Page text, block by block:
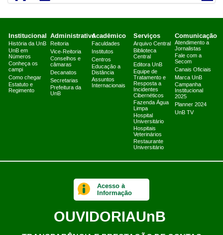
Institucional
História da UnB
UnB em
Números
Conheça os
campi
Como chegar
Estatuto e
Regimento
Administrativo
Reitoria
Vice-Reitoria
Conselhos e
câmaras
Decanatos
Secretarias
Prefeitura da
UnB
Acadêmico
Faculdades
Institutos
Centros
Educação a
Distância
Assuntos
Internacionais
Serviços
Arquivo Central
Biblioteca
Central
Editora UnB
Equipe de
Tratamento e
Resposta a
Incidentes
Cibernéticos
Fazenda Água
Limpa
Hospital
Universitário
Hospitais
Veterinários
Restaurante
Universitário
Comunicação
Atendimento a
Jornalistas
Fale com a
Secom
Canais Oficiais
Marca UnB
Campanha
Institucional
2025
Planner 2024
UnB TV
Acesso à
Informação
OUVIDORIAUnB